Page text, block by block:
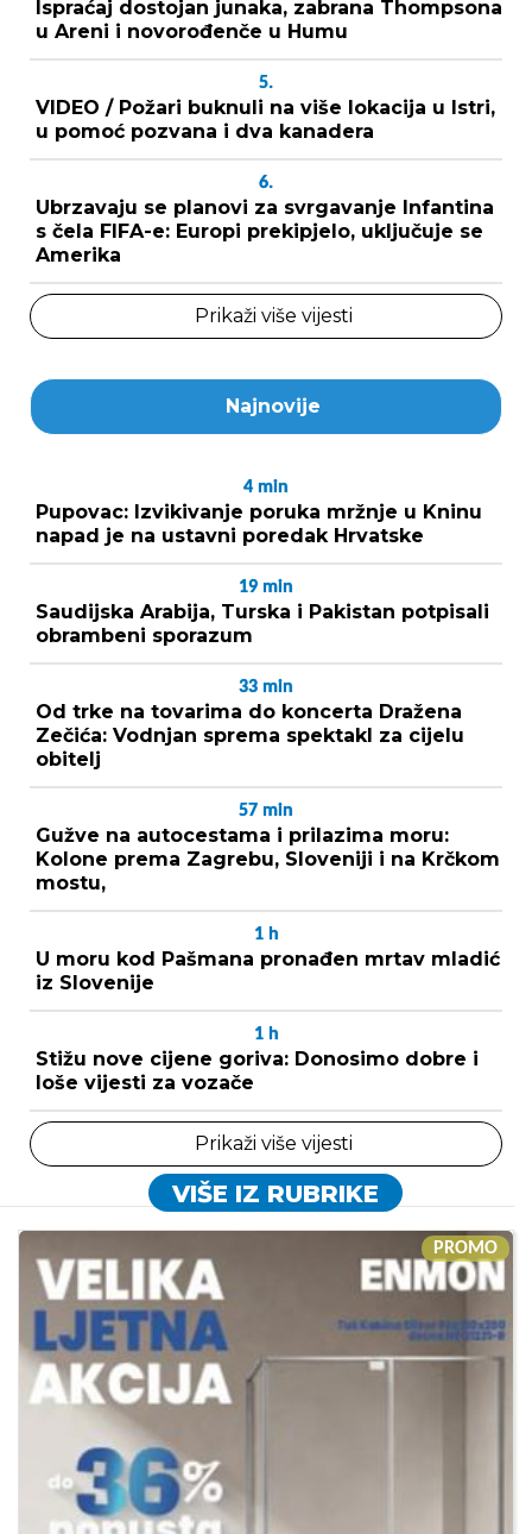
Ispraćaj dostojan junaka, zabrana Thompsona
u Areni i novorođenče u Humu
5.
VIDEO / Požari buknuli na više lokacija u Istri,
u pomoć pozvana i dva kanadera
6.
Ubrzavaju se planovi za svrgavanje Infantina
s čela FIFA-e: Europi prekipjelo, uključuje se
Amerika
Prikaži više vijesti
Najnovije
4 min
Pupovac: Izvikivanje poruka mržnje u Kninu
napad je na ustavni poredak Hrvatske
19 min
Saudijska Arabija, Turska i Pakistan potpisali
obrambeni sporazum
33 min
Od trke na tovarima do koncerta Dražena
Zečića: Vodnjan sprema spektakl za cijelu
obitelj
57 min
Gužve na autocestama i prilazima moru:
Kolone prema Zagrebu, Sloveniji i na Krčkom
mostu,
1 h
U moru kod Pašmana pronađen mrtav mladić
iz Slovenije
1 h
Stižu nove cijene goriva: Donosimo dobre i
loše vijesti za vozače
Prikaži više vijesti
VIŠE IZ RUBRIKE
PROMO